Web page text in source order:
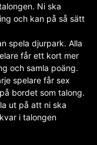
Ni ska
och kan på så sätt
spela djurpark. Alla
får ett kort mer
och samla poäng.
spelare får sex
bordet som talong.
ut på att ni ska
i talongen